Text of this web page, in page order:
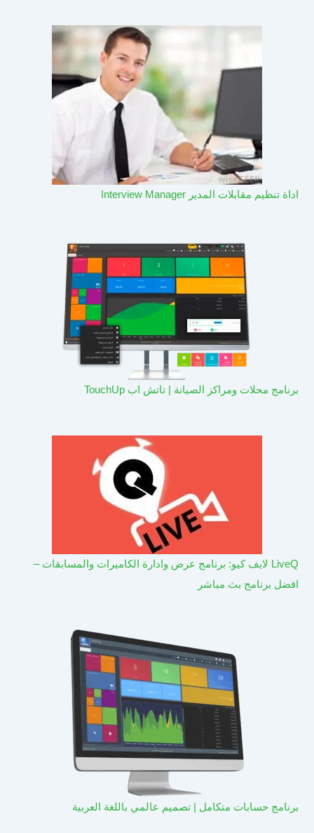
اداة تنظيم مقابلات المدير Interview Manager
برنامج محلات ومراكز الصيانة | تاتش اب TouchUp
LiveQ لايف كيو: برنامج عرض وادارة الكاميرات والمسابقات –
افضل برنامج بث مباشر
برنامج حسابات متكامل | تصميم عالمي باللغة العربية